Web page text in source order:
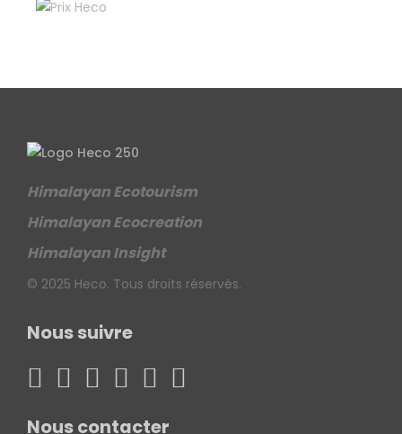
Himalayan Ecotourism
Himalayan Ecocreation
Himalayan Insight
© 2025 Heco. Tous droits réservés.
Nous suivre
Nous contacter